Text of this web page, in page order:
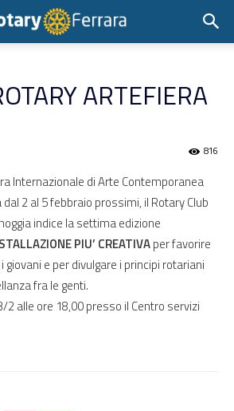
ARTEFIERA
816
Internazionale di Arte Contemporanea
2 al 5 febbraio prossimi, il Rotary Club
indice la settima edizione
PIU’ CREATIVAper favorire
giovani e per divulgare i principi rotariani
fra le genti.
alle ore 18,00 presso il Centro servizi